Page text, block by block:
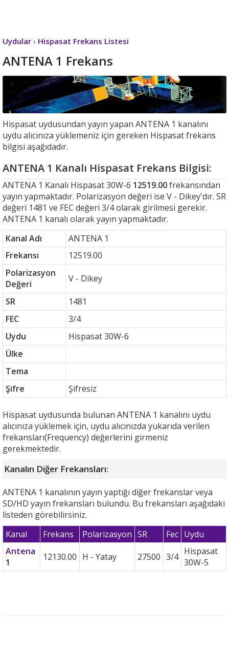
Uydular › Hispasat Frekans Listesi
ANTENA 1 Frekans
Hispasat uydusundan yayın yapan ANTENA 1 kanalını
uydu alıcınıza yüklemeniz için gereken Hispasat frekans
bilgisi aşağıdadır.
ANTENA 1 Kanalı Hispasat Frekans Bilgisi:
ANTENA 1 Kanalı Hispasat 30W-6 12519.00frekansından
yayın yapmaktadır. Polarizasyon değeri ise V - Dikey'dır. SR
değeri 1481 ve FEC değeri 3/4 olarak girilmesi gerekir.
ANTENA 1 kanalı olarak yayın yapmaktadır.
Kanal Adı
ANTENA 1
Frekansı
12519.00
Polarizasyon
Değeri
V - Dikey
SR
1481
FEC
3/4
Uydu
Hispasat 30W-6
Ülke
Tema
Şifre
Şifresiz
Hispasat uydusunda bulunan ANTENA 1 kanalını uydu
alıcınıza yüklemek için, uydu alıcınızda yukarıda verilen
frekansları(Frequency) değerlerini girmeniz
gerekmektedir.
Kanalın Diğer Frekansları:
ANTENA 1 kanalının yayın yaptığı diğer frekanslar veya
SD/HD yayın frekansları bulundu. Bu frekansları aşağıdaki
listeden görebilirsiniz.
Kanal
Frekans Polarizasyon SR Fec Uydu
Antena
1
12130.00 H - Yatay 27500 3/4 Hispasat
30W-5